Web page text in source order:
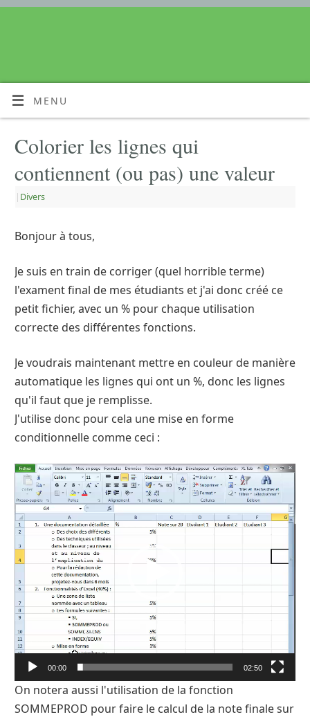
MENU
Colorier les lignes qui
contiennent (ou pas) une valeur
| Divers
Bonjour à tous,
Je suis en train de corriger (quel horrible terme)
l'exament final de mes étudiants et j'ai donc créé ce
petit fichier, avec un % pour chaque utilisation
correcte des différentes fonctions.
Je voudrais maintenant mettre en couleur de manière
automatique les lignes qui ont un %, donc les lignes
qu'il faut que je remplisse.
J'utilise donc pour cela une mise en forme
conditionnelle comme ceci :
Lecteur
vidéo
00:00 02:50
On notera aussi l'utilisation de la fonction
SOMMEPROD pour faire le calcul de la note finale sur